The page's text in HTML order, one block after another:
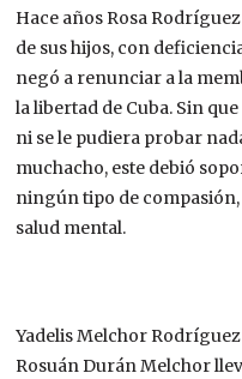
Hace años Rosa
de sus hijos, con
negó a renunciar a la
la libertad de Cuba. Sin
ni se le pudiera probar
muchacho, este debió
ningún tipo de
salud mental.
Yadelis Melchor Rodríguez
Rosuán Durán Melchor